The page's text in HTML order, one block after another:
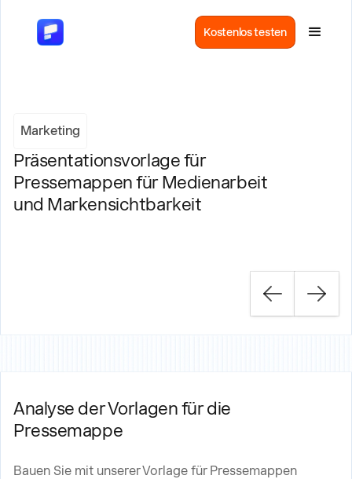
Kostenlos testen
Marketing
Präsentationsvorlage für
Pressemappen für Medienarbeit
und Markensichtbarkeit
Analyse der Vorlagen für die
Pressemappe
Bauen Sie mit unserer Vorlage für Pressemappen